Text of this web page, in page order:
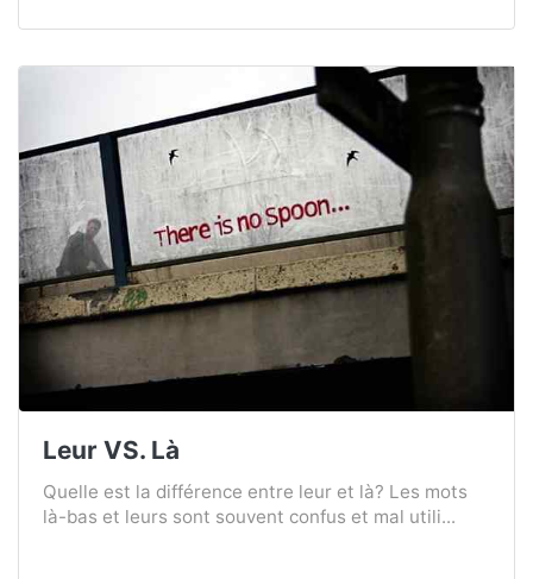
Leur VS. Là
Quelle est la différence entre leur et là? Les mots
là-bas et leurs sont souvent confus et mal utili...